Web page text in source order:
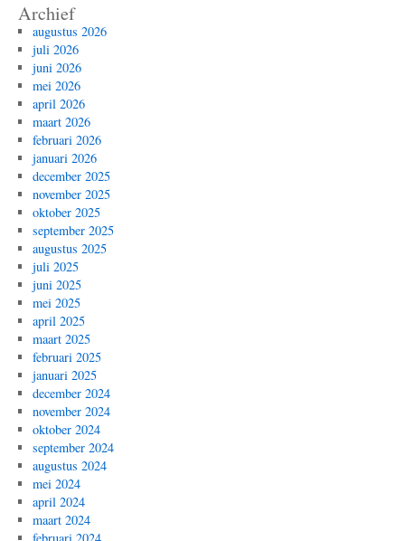
Archief
augustus 2026
juli 2026
juni 2026
mei 2026
april 2026
maart 2026
februari 2026
januari 2026
december 2025
november 2025
oktober 2025
september 2025
augustus 2025
juli 2025
juni 2025
mei 2025
april 2025
maart 2025
februari 2025
januari 2025
december 2024
november 2024
oktober 2024
september 2024
augustus 2024
mei 2024
april 2024
maart 2024